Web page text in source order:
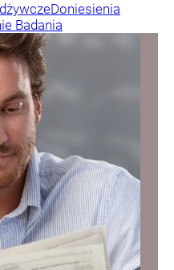
Doniesienia
Badania